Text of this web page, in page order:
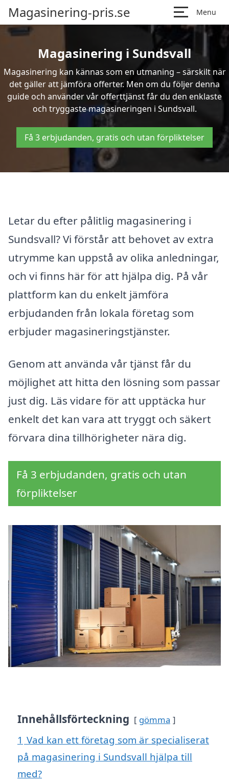
Magasinering-pris.se Menu
Magasinering i Sundsvall
Magasinering kan kännas som en utmaning – särskilt när
det gäller att jämföra offerter. Men om du följer denna
guide och använder vår offerttjänst får du den enklaste
och tryggaste magasineringen i Sundsvall.
Få 3 erbjudanden, gratis och utan förpliktelser
Letar du efter pålitlig magasinering i
Sundsvall? Vi förstår att behovet av extra
utrymme kan uppstå av olika anledningar,
och vi finns här för att hjälpa dig. På vår
plattform kan du enkelt jämföra
erbjudanden från lokala företag som
erbjuder magasineringstjänster.
Genom att använda vår tjänst får du
möjlighet att hitta den lösning som passar
just dig. Läs vidare för att upptäcka hur
enkelt det kan vara att tryggt och säkert
förvara dina tillhörigheter nära dig.
Få 3 erbjudanden, gratis och utan
förpliktelser
Innehållsförteckning gömma
1 Vad kan ett företag som är specialiserat
på magasinering i Sundsvall hjälpa till
med?